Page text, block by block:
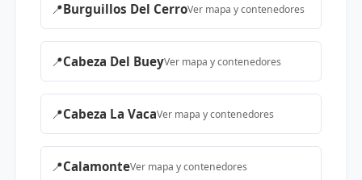
📍Burguillos Del CerroVer mapa y contenedores
📍Cabeza Del BueyVer mapa y contenedores
📍Cabeza La VacaVer mapa y contenedores
📍CalamonteVer mapa y contenedores